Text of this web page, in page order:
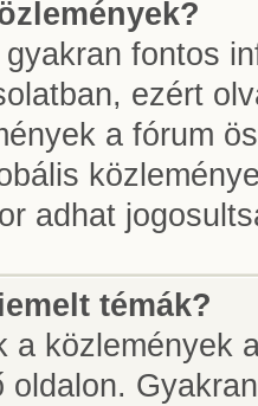
fontos
ezért
a fórum
adhat
témák?
a közlemények
oldalon.